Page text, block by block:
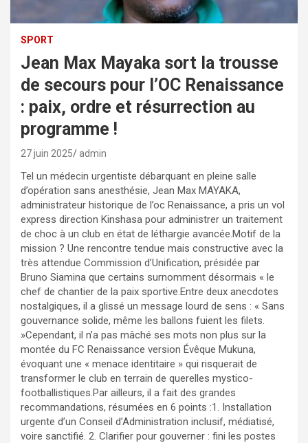
SPORT
Jean Max Mayaka sort la trousse
de secours pour l’OC Renaissance
: paix, ordre et résurrection au
programme !
27 juin 2025 admin
Tel un médecin urgentiste débarquant en pleine salle
d’opération sans anesthésie, Jean Max MAYAKA,
administrateur historique de l’oc Renaissance, a pris un vol
express direction Kinshasa pour administrer un traitement
de choc à un club en état de léthargie avancée.Motif de la
mission ? Une rencontre tendue mais constructive avec la
très attendue Commission d’Unification, présidée par
Bruno Siamina que certains surnomment désormais « le
chef de chantier de la paix sportive.Entre deux anecdotes
nostalgiques, il a glissé un message lourd de sens : « Sans
gouvernance solide, même les ballons fuient les filets.
»Cependant, il n’a pas mâché ses mots non plus sur la
montée du FC Renaissance version Évêque Mukuna,
évoquant une « menace identitaire » qui risquerait de
transformer le club en terrain de querelles mystico-
footballistiques.Par ailleurs, il a fait des grandes
recommandations, résumées en 6 points :1. Installation
urgente d’un Conseil d’Administration inclusif, médiatisé,
voire sanctifié. 2. Clarifier pour gouverner : fini les postes